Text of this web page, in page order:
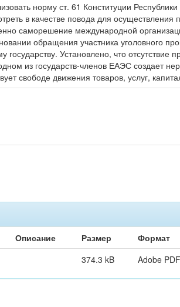
норму ст. 61 Конституции
в качестве повода для осуществления
саморешение международной
обращения участника уголовного
Установлено, что отсутствие
из государств-членов ЕАЭС создает
свободе движения товаров, услуг,
Описание Размер
Формат
374.3 kB Adobe PDF